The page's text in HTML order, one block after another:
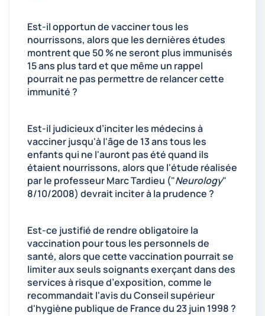
Est-il opportun de vacciner tous les
nourrissons, alors que les dernières études
montrent que 50 % ne seront plus immunisés
15 ans plus tard et que même un rappel
pourrait ne pas permettre de relancer cette
immunité ?
Est-il judicieux d’inciter les médecins à
vacciner jusqu'à l'âge de 13 ans tous les
enfants qui ne l'auront pas été quand ils
étaient nourrissons, alors que l'étude réalisée
par le professeur Marc Tardieu ("Neurology"
8/10/2008) devrait inciter à la prudence ?
Est-ce justifié de rendre obligatoire la
vaccination pour tous les personnels de
santé, alors que cette vaccination pourrait se
limiter aux seuls soignants exerçant dans des
services à risque d’exposition, comme le
recommandait l'avis du Conseil supérieur
d'hygiène publique de France du 23 juin 1998 ?